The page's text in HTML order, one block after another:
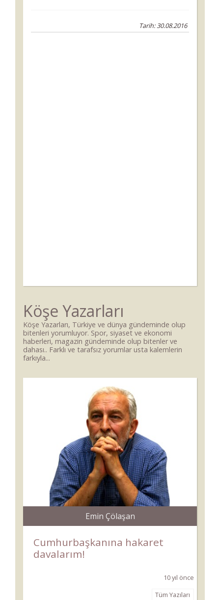
Tarih: 30.08.2016
Köşe Yazarları
Köşe Yazarları, Türkiye ve dünya gündeminde olup
bitenleri yorumluyor. Spor, siyaset ve ekonomi
haberleri, magazin gündeminde olup bitenler ve
dahası.. Farklı ve tarafsız yorumlar usta kalemlerin
farkıyla...
Emin Çölaşan
Cumhurbaşkanına hakaret
davalarım!
10 yıl önce
Tüm Yazıları